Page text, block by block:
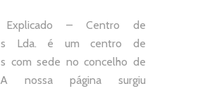
– Centro de
Lda. é um centro de
com sede no concelho de
nossa página surgiu